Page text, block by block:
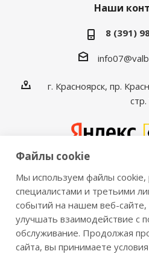
Наши
8 (391)
г. Красноярск, пр.
стр.
2016-2026 ©
сейфов Valberg и
Продажа сейфов для дома и
шкафов, стеллажей,
Информация о розничных
Файлы cookie
Мы используем файлы
специалистами и третьими
событий на нашем веб-сайте,
улучшать взаимодействие с
обслуживание. Продолжая
сайта, вы принимаете